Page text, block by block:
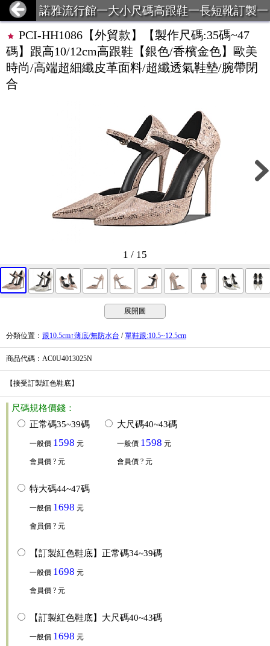
諾雅流行館一大小尺碼高跟鞋一長短靴訂製一
超大碼服飾一義乳一馬甲束身衣
PCI-HH1086【外貿款】【製作尺碼:35碼~47
碼】跟高10/12cm高跟鞋【銀色/香檳金色】歐美
時尚/高端超細纖皮革面料/超纖透氣鞋墊/腕帶閉
合
1 / 15
展開圖
分類位置 ： 跟10.5cm↑薄底/無防水台 /單鞋跟:10.5~12.5cm
商品代碼 ：AC0U4013025N
【接受訂製紅色鞋底】
尺碼規格價錢：
正常碼35~39碼
一般價 1598 元
會員價 ? 元
大尺碼40~43碼
一般價 1598 元
會員價 ? 元
特大碼44~47碼
一般價 1698 元
會員價 ? 元
【訂製紅色鞋底】正常碼34~39碼
一般價 1698 元
會員價 ? 元
【訂製紅色鞋底】大尺碼40~43碼
一般價 1698 元